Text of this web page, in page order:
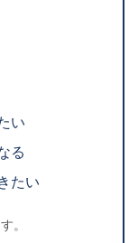
い
る
たい
。